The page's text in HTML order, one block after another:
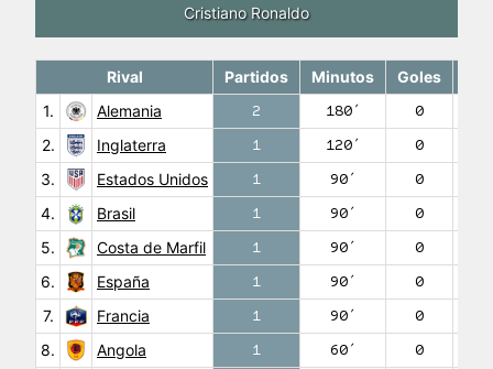
Cristiano Ronaldo
Rival Partidos Minutos Goles
1.
Alemania 2 180′
0
2.
Inglaterra 1 120′
0
3.
Estados Unidos 1 90′
0
4.
Brasil 1 90′
0
5.
Costa de Marfil 1 90′
0
6.
España 1 90′
0
7.
Francia 1 90′
0
8.
Angola 1 60′ 0